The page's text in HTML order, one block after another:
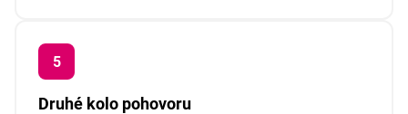
Druhé kolo pohovoru